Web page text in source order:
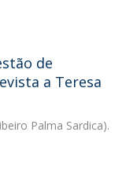
de
a Teresa
Palma Sardica).